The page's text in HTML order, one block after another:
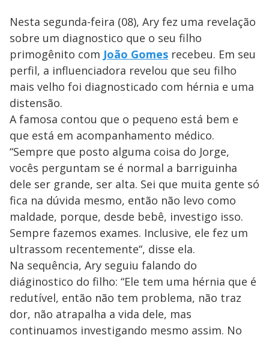
Nesta segunda-feira (08), Ary fez uma revelação
sobre um diagnostico que o seu filho
primogênito com João Gomes recebeu. Em seu
perfil, a influenciadora revelou que seu filho
mais velho foi diagnosticado com hérnia e uma
distensão.
A famosa contou que o pequeno está bem e
que está em acompanhamento médico.
“Sempre que posto alguma coisa do Jorge,
vocês perguntam se é normal a barriguinha
dele ser grande, ser alta. Sei que muita gente só
fica na dúvida mesmo, então não levo como
maldade, porque, desde bebê, investigo isso.
Sempre fazemos exames. Inclusive, ele fez um
ultrassom recentemente“, disse ela.
Na sequência, Ary seguiu falando do
diáginostico do filho: “Ele tem uma hérnia que é
redutível, então não tem problema, não traz
dor, não atrapalha a vida dele, mas
continuamos investigando mesmo assim. No